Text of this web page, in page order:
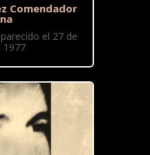
Comendador
el 27 de
1977